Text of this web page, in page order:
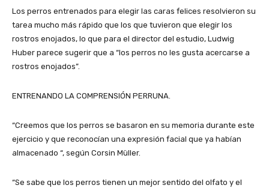
Los perros entrenados para elegir las caras felices resolvieron su
tarea mucho más rápido que los que tuvieron que elegir los
rostros enojados, lo que para el director del estudio, Ludwig
Huber parece sugerir que a “los perros no les gusta acercarse a
rostros enojados”.
ENTRENANDO LA COMPRENSIÓN PERRUNA.
“Creemos que los perros se basaron en su memoria durante este
ejercicio y que reconocían una expresión facial que ya habían
almacenado “, según Corsin Müller.
“Se sabe que los perros tienen un mejor sentido del olfato y el